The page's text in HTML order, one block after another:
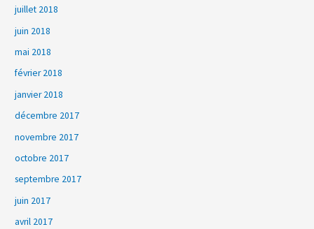
juillet 2018
juin 2018
mai 2018
février 2018
janvier 2018
décembre 2017
novembre 2017
octobre 2017
septembre 2017
juin 2017
avril 2017